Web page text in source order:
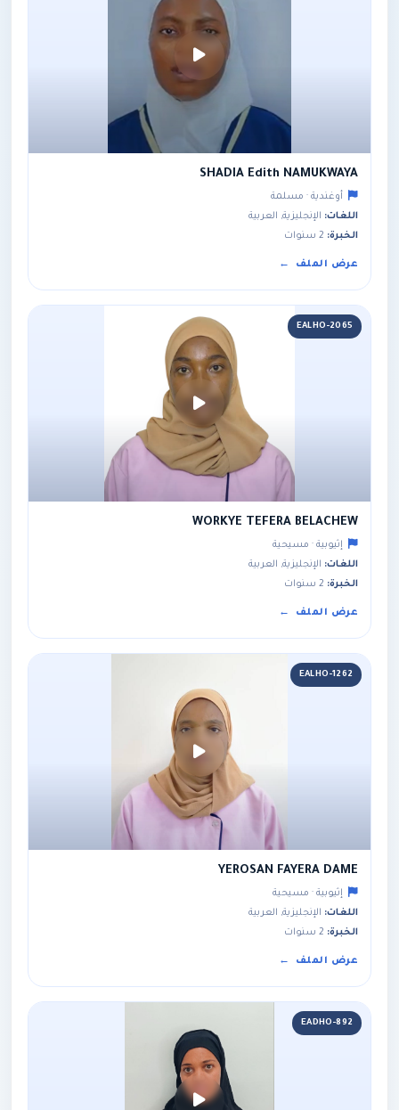
SHADIA Edith NAMUKWAYA
أوغندية · مسلمة
اللغات: الإنجليزية, العربية
الخبرة:
عرض الملف
EALHO-2065
WORKYE TEFERA BELACHEW
إثيوبية · مسيحية
اللغات: الإنجليزية, العربية
الخبرة:
عرض الملف
EALHO-1262
YEROSAN FAYERA DAME
إثيوبية · مسيحية
اللغات: الإنجليزية, العربية
الخبرة:
عرض الملف
EADHO-892